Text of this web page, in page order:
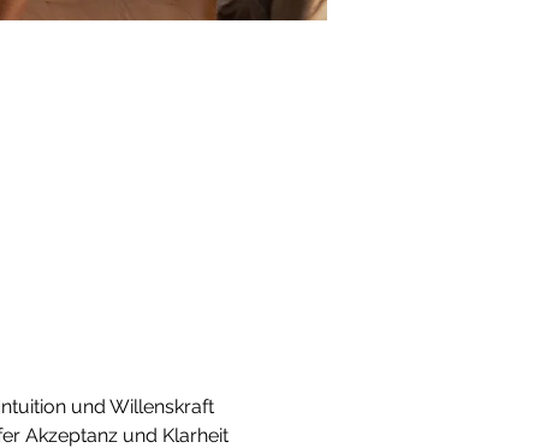
und Willenskraft
Akzeptanz und Klarheit